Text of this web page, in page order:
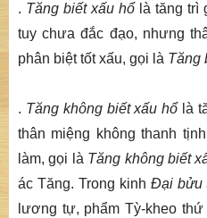
. Tăng biết xấu hổlà tăng trì
tuy chưa đắc đạo, nhưng
phân biệt tốt xấu, gọi là Tăng
. Tăng không biết xấu hổlà
thân miệng không thanh
làm, gọi là Tăng không biết
ác Tăng. Trong kinh Đại bửu
lương tự, phẩm Tỳ-kheo